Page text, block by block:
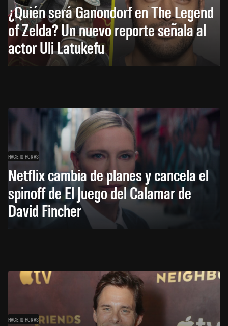
¿Quién será Ganondorf en The Legend
of Zelda? Un nuevo reporte señala al
actor Uli Latukefu
HACE 10 HORAS
Netflix cambia de planes y cancela el
spinoff de El Juego del Calamar de
David Fincher
HACE 10 HORAS